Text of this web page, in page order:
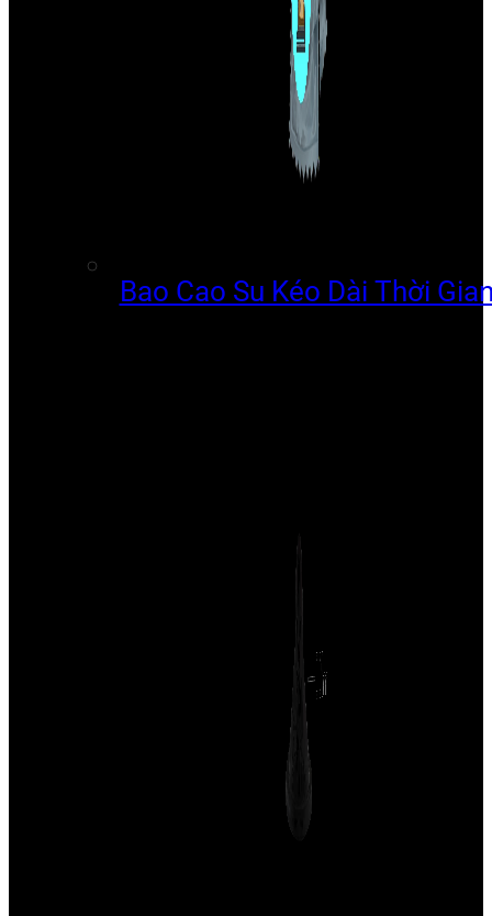
Bao Cao Su Kéo Dài Thời